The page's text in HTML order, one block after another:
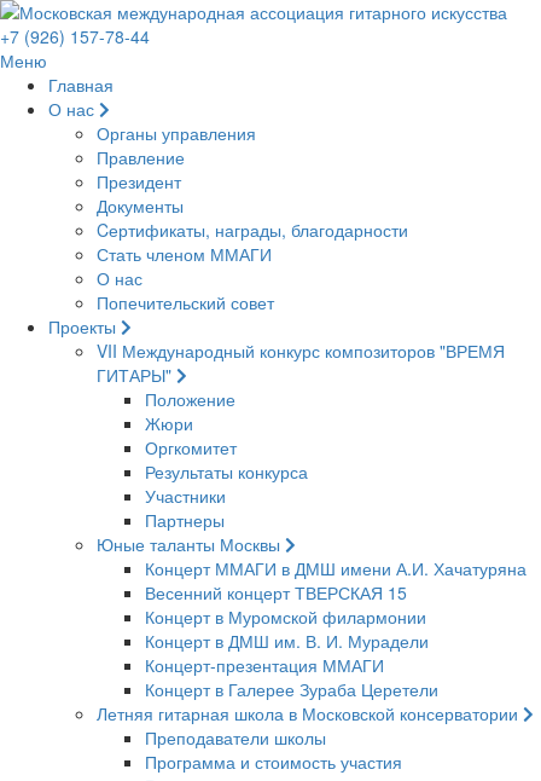
+7 (926) 157-78-44
Меню
Главная
О нас
Органы управления
Правление
Президент
Документы
Cертификаты, награды, благодарности
Стать членом ММАГИ
О нас
Попечительский совет
Проекты
VII Международный конкурс композиторов "ВРЕМЯ
ГИТАРЫ"
Положение
Жюри
Оргкомитет
Результаты конкурса
Участники
Партнеры
Юные таланты Москвы
Концерт ММАГИ в ДМШ имени А.И. Хачатуряна
Весенний концерт ТВЕРСКАЯ 15
Концерт в Муромской филармонии
Концерт в ДМШ им. В. И. Мурадели
Концерт-презентация ММАГИ
Концерт в Галерее Зураба Церетели
Летняя гитарная школа в Московской консерватории
Преподаватели школы
Программа и стоимость участия